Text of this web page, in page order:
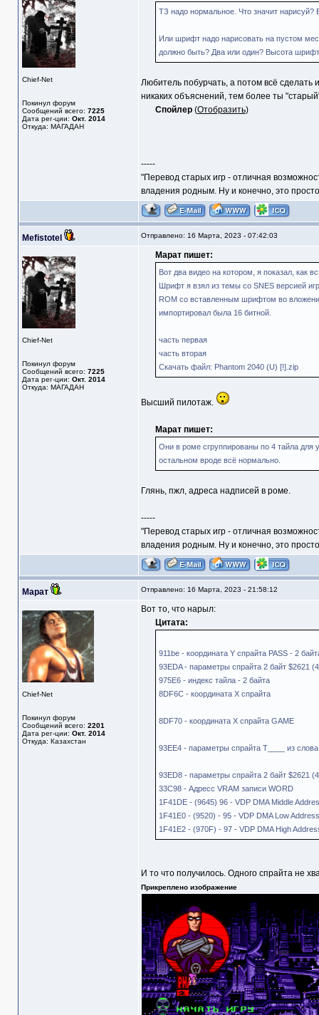
Chief-Net
Покинул форум
Сообщений всего: 7225
Дата рег-ции: Окт. 2014
Откуда: МАГАДАН
ТЗ надо нормальное. Что значит нарисуй?
Или шрифт надо нарисовать на пустом
должно быть? Два или один? Высота
Любитель побурчать, а потом всё
никаких объяснений, тем более ты
Спойлер (Отобразить)
-----
"Перевод старых игр - отличная
владения родным. Ну и конечно, это
Mefistotel Отправлено: 16 Марта, 2023 - 07:42:03
Chief-Net
Покинул форум
Сообщений всего: 7225
Дата рег-ции: Окт. 2014
Откуда: МАГАДАН
Марат пишет:
Вот два видео на котором, я показал, как
Шрифт я взял из темы со SNES версией
ROM со вставленным шрифтом во
импортировал была 16 битной.
часть первая
часть вторая
Скачать файл: Phantom 2040 (U) [!].zip
Высший пилотаж.
Марат пишет:
Они в роме сгруппированы по 4 тайла для
остальном вроде всё нормально.
Глянь, пжл, адреса надписей в роме.
-----
"Перевод старых игр - отличная
владения родным. Ну и конечно, это
Марат Отправлено: 16 Марта, 2023 - 21:58:12
Chief-Net
Покинул форум
Сообщений всего: 2201
Дата рег-ции: Окт. 2014
Откуда: Казахстан
Вот то, что нарыл:
Цитата:
911be - координата Y спрайта PASS - 2
93EDA - параметры спрайта 2 байт $2621
975E6 - индекс тайла - 2 байта
8DF6C - координата Х спрайта
8DF70 - координата Х спрайта GAME
93EE4 - параметры спрайта T____ из
93ED8 - параметры спрайта 2 байт $2621
33C98 - Адресс VRAM записи WORD
1F41DE - (9645) 96 - VDP DMA Middle
1F41E0 - (9520) - 95 - VDP DMA Low
1F41E2 - (970F) - 97 - VDP DMA High
И то что получилось. Одного спрайта не
Прикреплено изображение